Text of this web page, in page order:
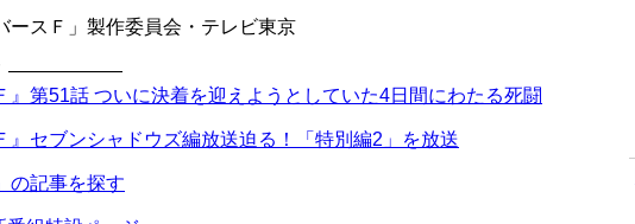
ースＦ」製作委員会・テレビ東京
メ ——————
』第51話 ついに決着を迎えようとしていた4日間にわたる死闘
』セブンシャドウズ編放送迫る！「特別編2」を放送
の記事を探す